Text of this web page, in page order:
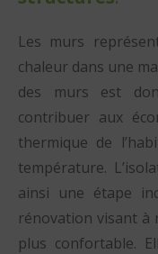
Les murs
chaleur dans une
des murs est
contribuer aux
thermique de
température.
ainsi une étape
rénovation visant
plus confortable.